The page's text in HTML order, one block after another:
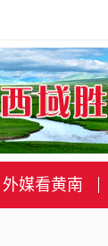
外媒看黄南